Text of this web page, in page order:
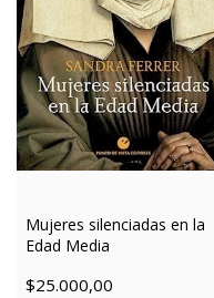
Mujeres silenciadas en la
Edad Media
$25.000,00